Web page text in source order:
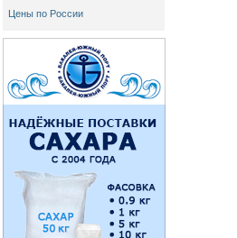
Цены по России